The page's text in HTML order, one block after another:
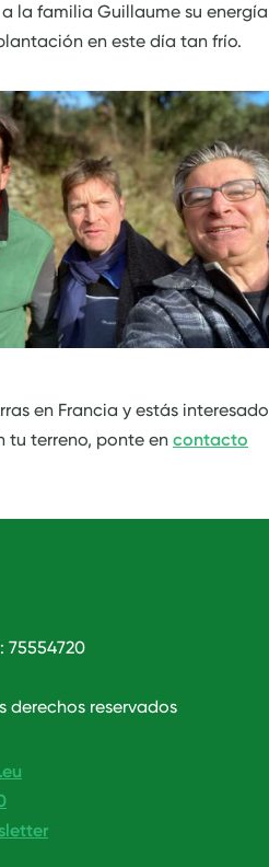
la familia Guillaume su energía
en este día tan frío.
en Francia y estás interesado
tu terreno, ponte en contacto
75554720
derechos reservados